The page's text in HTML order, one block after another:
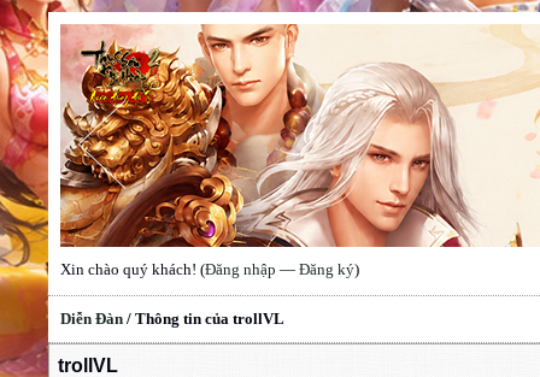
Xin chào quý khách! (Đăng nhập — Đăng ký)
Diễn Đàn / Thông tin của trollVL
trollVL